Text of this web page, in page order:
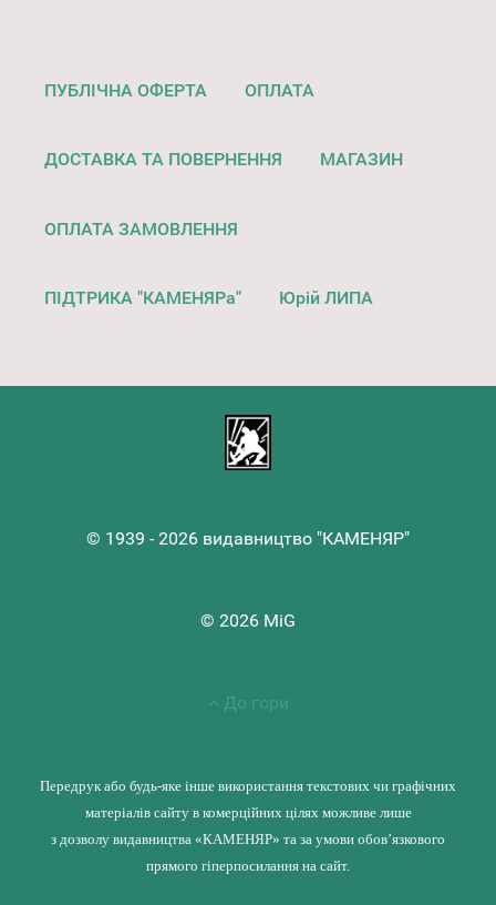
ПУБЛІЧНА ОФЕРТА ОПЛАТА
ДОСТАВКА ТА ПОВЕРНЕННЯ МАГАЗИН
ОПЛАТА ЗАМОВЛЕННЯ
ПІДТРИКА "КАМЕНЯРа" Юрій ЛИПА
© 1939 - 2026 видавництво "КАМЕНЯР"
© 2026 MiG
До гори
Передрук або будь-яке інше використання текстових чи графічних
матеріалів сайту в комерційних цілях можливе лише
з дозволу видавництва «КАМЕНЯР» та за умови обов’язкового
прямого гіперпосилання на сайт.